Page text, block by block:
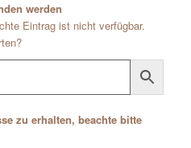
werden
Eintrag ist nicht verfügbar.
zu erhalten, beachte bitte